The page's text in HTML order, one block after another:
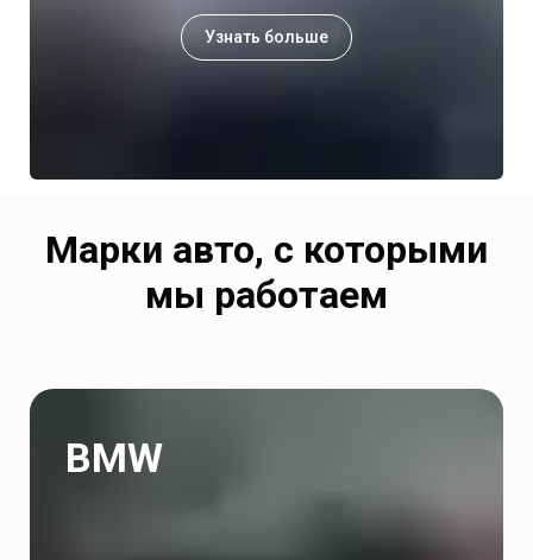
Узнать больше
Марки авто, с которыми
мы работаем
BMW